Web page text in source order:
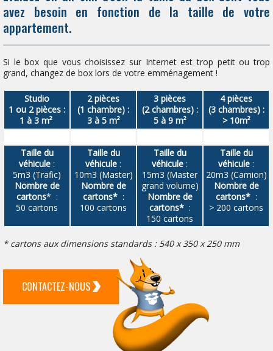
avez besoin en fonction de la taille de votre
appartement.
Si le box que vous choisissez sur Internet est trop petit ou trop
grand, changez de box lors de votre emménagement !
Studio
1 ou 2 pièces :
1 à 3 m²
2 pièces
(1 chambre) :
3 à 5 m²
3 pièces
(2 chambres) :
5 à 9 m²
4 pièces
(3 chambres) :
> 10m²
Taille du
véhicule :
5m3 (Trafic)
Nombre de
cartons* :
50 cartons
Taille du
véhicule :
10m3 (Master)
Nombre de
cartons*:
100 cartons
Taille du
véhicule :
15m3 (Master
grand volume)
Nombre de
cartons*:
150 cartons
Taille du
véhicule :
20m3 (Camion)
Nombre de
cartons*:
> 200 cartons
* cartons aux dimensions standards : 540 x 350 x 250 mm
CONTACTEZ-NOUS